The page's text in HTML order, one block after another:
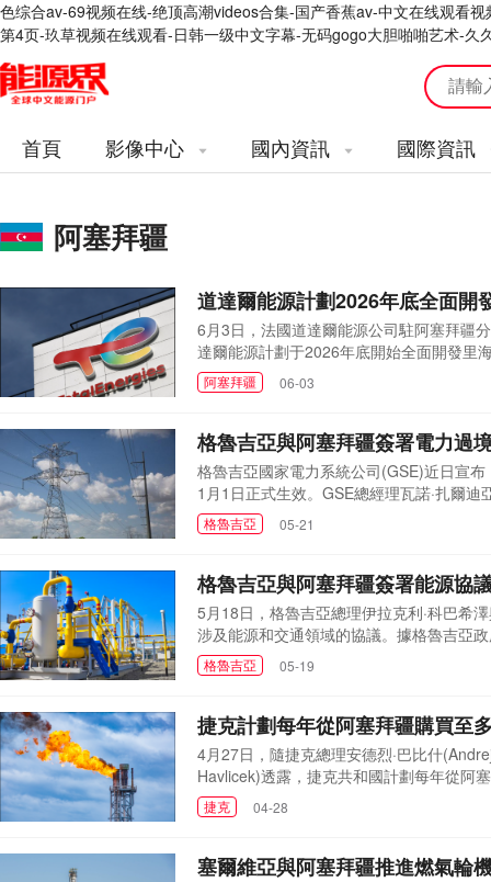
色综合av-69视频在线-绝顶高潮videos合集-国产香蕉av-中文在线观看
第4页-玖草视频在线观看-日韩一级中文字幕-无码gogo大胆啪啪艺术-久
首頁 影像中心 國內資訊 國際資訊
阿塞拜疆
道達爾能源計劃2026年底全面開
6月3日，法國道達爾能源公司駐阿塞拜疆
達爾能源計劃于2026年底開始全面開發里
作伙伴阿塞拜疆國家石油公司(SOCAR)及
成阿布歇隆油田二期開發的設計和工程工
阿塞拜疆 06-03
格魯吉亞與阿塞拜疆簽署電力過
格魯吉亞國家電力系統公司(GSE)近日宣
1月1日正式生效。GSE總經理瓦諾·扎爾
于提供電力輸送服務主要條款的協議，協
也發表聲明稱，相關國家能源企業已簽署
格魯吉亞 05-21
格魯吉亞與阿塞拜疆簽署能源協
5月18日，格魯吉亞總理伊拉克利·科巴希
涉及能源和交通領域的協議。據格魯吉亞
及過境輸送的為期20年的政府間協議。此
含保障民眾天然氣供應安全的相關條款。
格魯吉亞 05-19
捷克計劃每年從阿塞拜疆購買至
4月27日，隨捷克總理安德烈·巴比什
Havlicek)透露，捷克共和國計劃每年從阿
動。哈夫利切克表示，盡管正式協議尚未
同條款，這批天然氣年采購成本預計約
捷克 04-28
塞爾維亞與阿塞拜疆推進燃氣輪